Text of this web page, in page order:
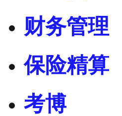
财务管理
保险精算
考博